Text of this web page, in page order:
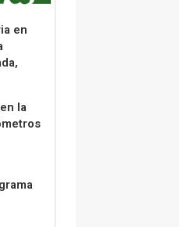
en
la